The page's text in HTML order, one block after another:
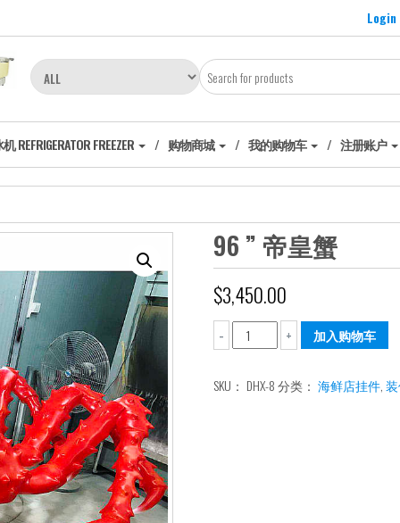
REFRIGERATOR FREEZER 购物商城 我的购物车 注册账户
96 ” 帝皇蟹
$3,450.00
-
”
+ 加入购物车
SKU： DHX-8分类： 海鲜店挂件,